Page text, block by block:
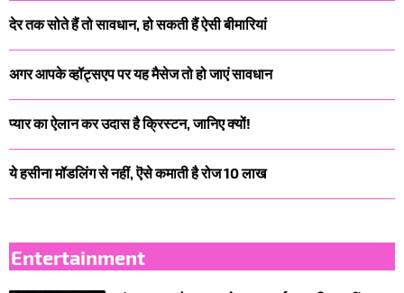
देर तक सोते हैं तो सावधान, हो सकती हैं ऐसी बीमारियां
अगर आपके व्हॉट्सएप पर यह मैसेज तो हो जाएं सावधान
प्यार का ऐलान कर उदास है क्रिस्टन, जानिए क्यों!
ये हसीना मॉडलिंग से नहीं, ऎसे कमाती है रोज 10 लाख
Entertainment